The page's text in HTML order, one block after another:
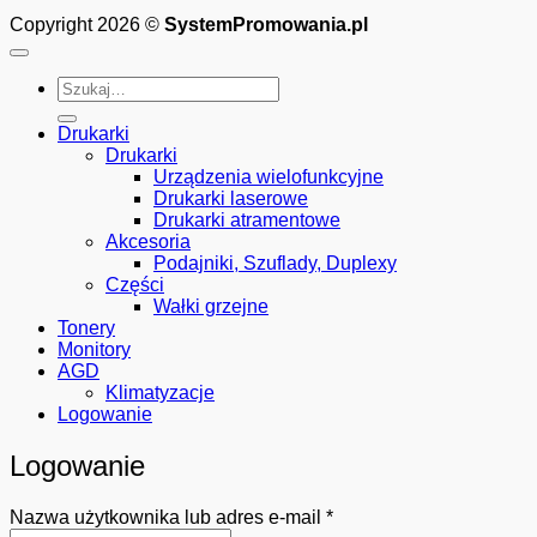
Copyright 2026 © SystemPromowania.pl
Szukaj:
Drukarki
Drukarki
Urządzenia wielofunkcyjne
Drukarki laserowe
Drukarki atramentowe
Akcesoria
Podajniki, Szuflady, Duplexy
Części
Wałki grzejne
Tonery
Monitory
AGD
Klimatyzacje
Logowanie
Logowanie
Nazwa użytkownika lub adres e-mail *Wymagane